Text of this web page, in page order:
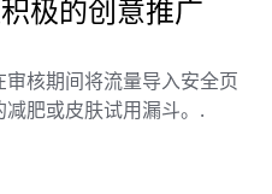
极的创意推广
核期间将流量导入安全页
肥或皮肤试用漏斗。.